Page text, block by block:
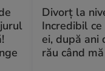
Divorț la
Incredibil
ei, după ani
rău când